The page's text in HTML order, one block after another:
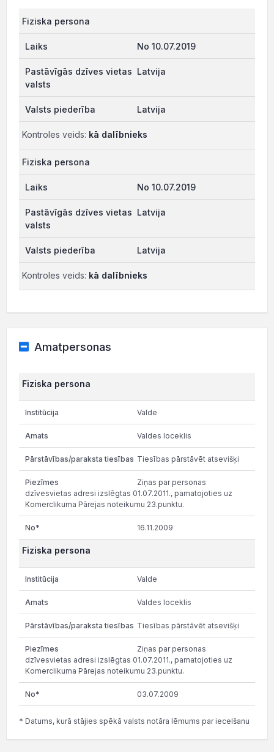
Fiziska persona
No 10.07.2019
Latvija
Latvija
Kontroles veids: kā dalībnieks
Fiziska persona
No 10.07.2019
Latvija
Latvija
Kontroles veids: kā dalībnieks
Amatpersonas
Fiziska persona
Valde
Valdes loceklis
Tiesības pārstāvēt atsevišķi
Ziņas par personas
dzīvesvietas adresi izslēgtas 01.07.2011., pamatojoties uz
Komerclikuma Pārejas noteikumu 23.punktu.
16.11.2009
Fiziska persona
Valde
Valdes loceklis
Tiesības pārstāvēt atsevišķi
Ziņas par personas
dzīvesvietas adresi izslēgtas 01.07.2011., pamatojoties uz
Komerclikuma Pārejas noteikumu 23.punktu.
03.07.2009
* Datums, kurā stājies spēkā valsts notāra lēmums par iecelšanu